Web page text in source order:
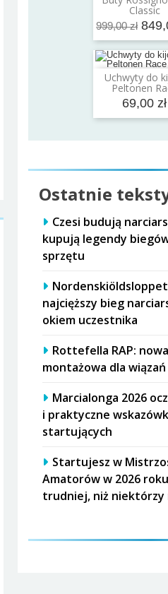
Classic
999,00 zł
Uchwyty do
Peltonen
69,00 zł
Dodaj do
Ostatnie
Czesi budują
kupują legendy
sprzętu
Nordenskiöldsloppet
najcięższy bieg
okiem uczestnika
Rottefella RAP:
montażowa dla wiązań
Marcialonga 2026
i praktyczne
startujących
Startujesz w
Amatorów w 2026
trudniej, niż niektórzy